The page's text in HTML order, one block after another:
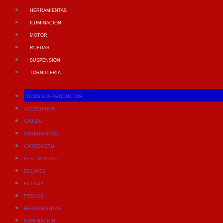
HERRAMIENTAS
ILUMINACION
MOTOR
RUEDAS
SUSPENSIÓN
TORNILLERIA
TODOS LOS PRODUCTOS
ACCESORIOS
CABLES
CARBURACION
CARROCERIA
ELECTRICIDAD
ESCAPES
FILTROS
FRENOS
HERRAMIENTAS
ILUMINACION